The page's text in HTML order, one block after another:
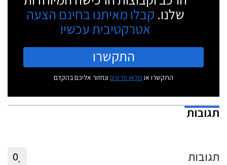
שלנו. קבלו מאיתנו בחינם הצעה
אטרקטיבית עכשיו
התקשרו
התקשרו או מלאו פרטים ונחזור אליכם בהקדם
תגובות
תגובות 0